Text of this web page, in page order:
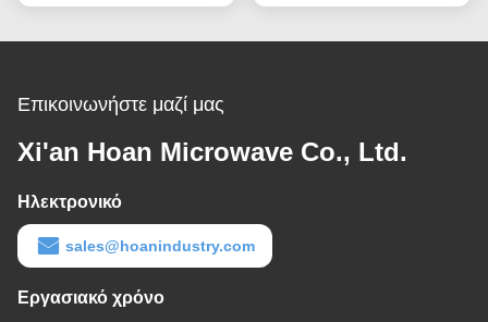
Προσαρμόσιμος
απομόνωση θορύβου
Επικοινωνήστε μαζί μας
Xi'an Hoan Microwave Co., Ltd.
Ηλεκτρονικό
sales@hoanindustry.com
Εργασιακό χρόνο